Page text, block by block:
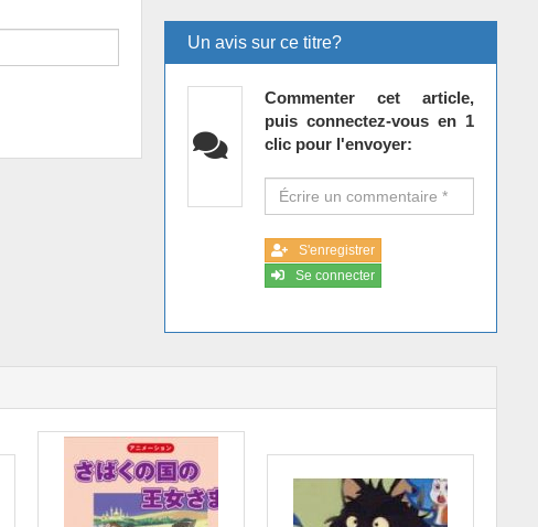
Un avis sur ce titre?
Commenter cet article,
puis connectez-vous en 1
clic pour l'envoyer:
S'enregistrer
Se connecter